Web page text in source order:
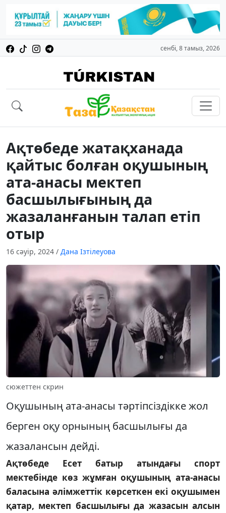
сенбі, 8 тамыз, 2026
Ақтөбеде жатақханада
қайтыс болған оқушының
ата-анасы мектеп
басшылығының да
жазаланғанын талап етіп
отыр
16 сәуір, 2024 / Дана Ізтілеуова
сюжеттен скрин
Оқушының ата-анасы тәртіпсіздікке жол
берген оқу орнының басшылығы да
жазалансын дейді.
Ақтөбеде Есет батыр атындағы спорт
мектебінде көз жұмған оқушының ата-анасы
баласына әлімжеттік көрсеткен екі оқушымен
қатар, мектеп басшылығы да жазасын алсын